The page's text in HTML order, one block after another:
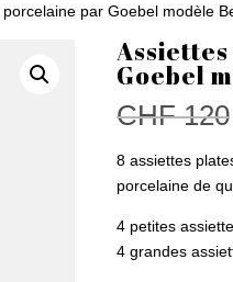
par Goebel modèle
Goebel
CHF120
8 assiettes
porcelaine de
4 petites
4 grandes